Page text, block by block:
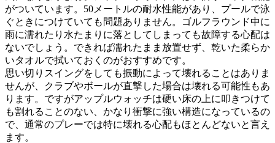
がついています。50メートルの耐水性能があり、プールで泳
ぐときにつけていても問題ありません。ゴルフラウンド中に
雨に濡れたり水たまりに落としてしまっても故障する心配は
ないでしょう。できれば濡れたまま放置せず、乾いた柔らか
いタオルで拭いておくのがおすすめです。
思い切りスイングをしても振動によって壊れることはありま
せんが、クラブやボールが直撃した場合は壊れる可能性もあ
ります。ですがアップルウォッチは硬い床の上に叩きつけて
も割れることのない、かなり衝撃に強い構造になっているの
で、通常のプレーでは特に壊れる心配もほとんどないと言え
ます。